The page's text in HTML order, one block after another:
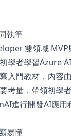
執筆
雙領域 MVP
學者學習Azure
入門教材，內容
考量，帶領初學
進行開發AI應用
易懂